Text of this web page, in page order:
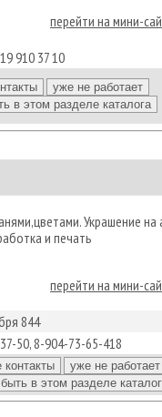
перейти на мини-
910 37 10
Украшение на
и печать
перейти на мини-
844
50, 8-904-73-65-418